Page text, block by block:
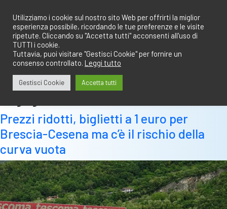
contenuto
Prezzi ridotti, biglietti a 1 euro per
Brescia-Cesena ma c’è il rischio della
curva vuota
Utilizziamo i cookie sul nostro sito Web per offrirti la miglior
esperienza possibile, ricordando le tue preferenze e le visite
ripetute. Cliccando su "Accetta tutti" acconsenti all'uso di
TUTTI i cookie.
Tuttavia, puoi visitare "Gestisci Cookie" per fornire un
consenso controllato. Leggi tutto
Gestisci Cookie Accetta tutti